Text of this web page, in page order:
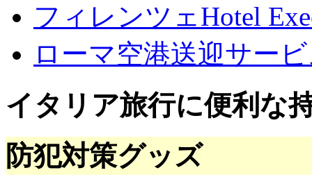
フィレンツェHotel
ローマ空港送迎サー
イタリア旅行に便利な
防犯対策グッズ